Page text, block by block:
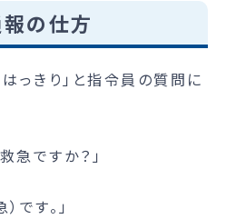
の仕方
はっきり」と指令員の質問に
急ですか？」
です。」